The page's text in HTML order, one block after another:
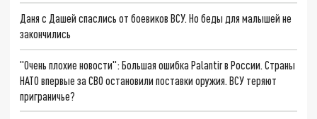
Даня с Дашей спаслись от боевиков ВСУ. Но беды для малышей не
закончились
"Очень плохие новости": Большая ошибка Palantir в России. Страны
НАТО впервые за СВО остановили поставки оружия. ВСУ теряют
приграничье?